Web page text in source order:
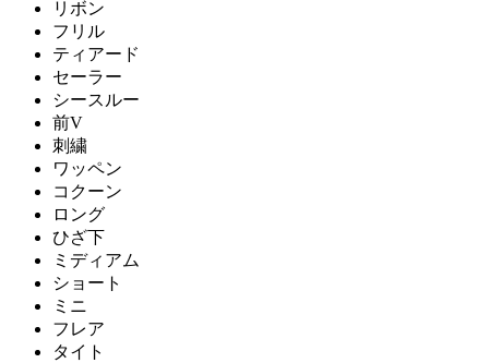
リボン
フリル
ティアード
セーラー
シースルー
前V
刺繍
ワッペン
コクーン
ロング
ひざ下
ミディアム
ショート
ミニ
フレア
タイト